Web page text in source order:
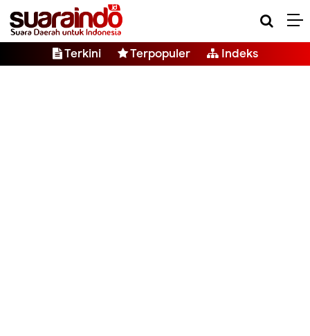
Terkini Terpopuler Indeks